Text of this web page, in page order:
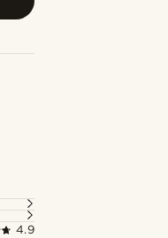
4.9